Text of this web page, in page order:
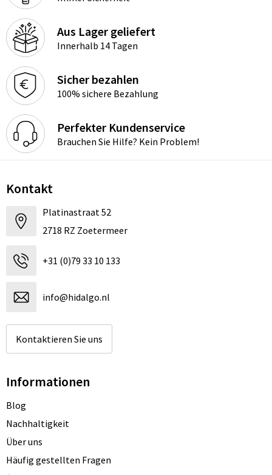
Aus Lager geliefert
Innerhalb 14 Tagen
Sicher bezahlen
100% sichere Bezahlung
Perfekter Kundenservice
Brauchen Sie Hilfe? Kein Problem!
Kontakt
Platinastraat 52
2718 RZ Zoetermeer
+31 (0)79 33 10 133
info@hidalgo.nl
Kontaktieren Sie uns
Informationen
Blog
Nachhaltigkeit
Über uns
Häufig gestellten Fragen